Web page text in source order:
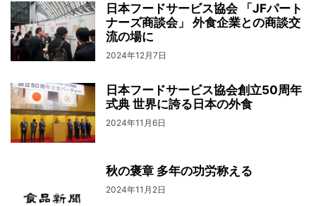
日本フードサービス協会 「JFパート
ナーズ商談会」 外食企業との商談交
流の場に
2024年12月7日
日本フードサービス協会創立50周年
式典 世界に誇る日本の外食
2024年11月6日
秋の褒章 多年の功労称える
2024年11月2日